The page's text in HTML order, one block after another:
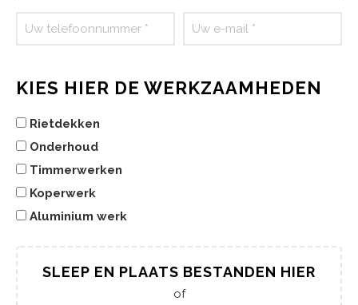
KIES HIER DE WERKZAAMHEDEN
Rietdekken
Onderhoud
Timmerwerken
Koperwerk
Aluminium werk
SLEEP EN PLAATS BESTANDEN HIER
of